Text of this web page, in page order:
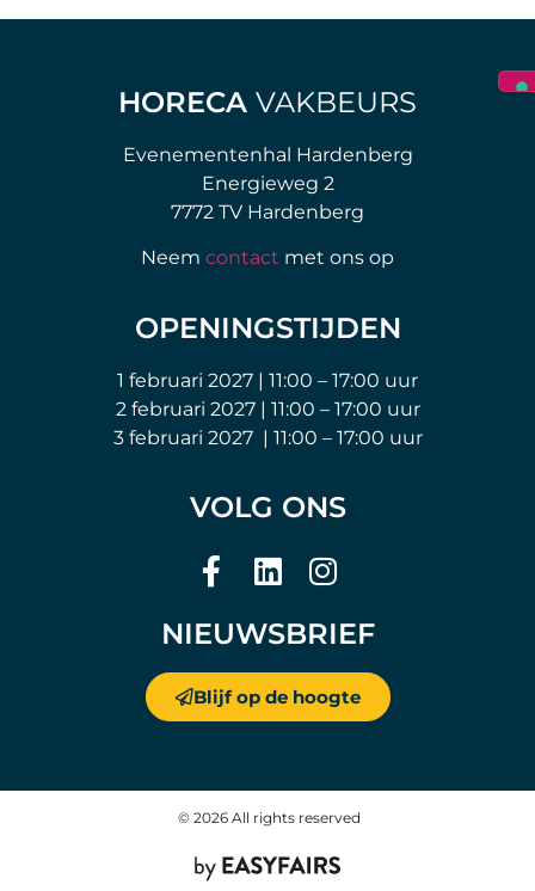
HORECA VAKBEURS
Evenementenhal Hardenberg
Energieweg 2
7772 TV Hardenberg
Neem contact met ons op
OPENINGSTIJDEN
1 februari 2027 | 11:00 – 17:00 uur
2 februari 2027 | 11:00 – 17:00 uur
3 februari 2027 | 11:00 – 17:00 uur
VOLG ONS
NIEUWSBRIEF
Blijf op de hoogte
© 2026 All rights reserved